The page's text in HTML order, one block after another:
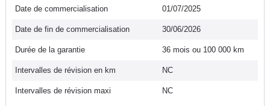
Date de commercialisation 01/07/2025
Date de fin de commercialisation 30/06/2026
Durée de la garantie 36 mois ou 100 000 km
Intervalles de révision en km NC
Intervalles de révision maxi NC